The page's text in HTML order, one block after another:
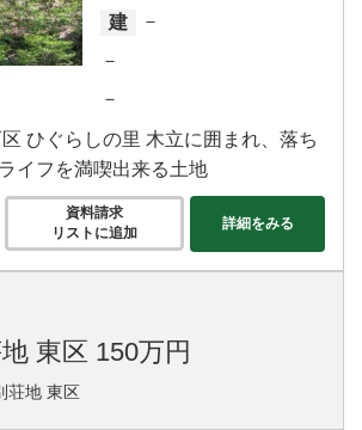
建
－
－
－
ひぐらしの里 木立に囲まれ、落ち
イフを満喫出来る土地
資料請求
リストに追加
詳細をみる
東区 150万円
荘地 東区